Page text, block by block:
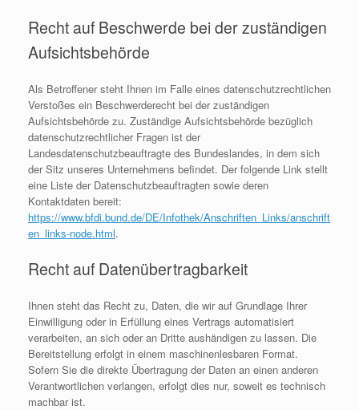
Recht auf Beschwerde bei der zuständigen
Aufsichtsbehörde
Als Betroffener steht Ihnen im Falle eines datenschutzrechtlichen
Verstoßes ein Beschwerderecht bei der zuständigen
Aufsichtsbehörde zu. Zuständige Aufsichtsbehörde bezüglich
datenschutzrechtlicher Fragen ist der
Landesdatenschutzbeauftragte des Bundeslandes, in dem sich
der Sitz unseres Unternehmens befindet. Der folgende Link stellt
eine Liste der Datenschutzbeauftragten sowie deren
Kontaktdaten bereit:
https://www.bfdi.bund.de/DE/Infothek/Anschriften_Links/anschrift
en_links-node.html.
Recht auf Datenübertragbarkeit
Ihnen steht das Recht zu, Daten, die wir auf Grundlage Ihrer
Einwilligung oder in Erfüllung eines Vertrags automatisiert
verarbeiten, an sich oder an Dritte aushändigen zu lassen. Die
Bereitstellung erfolgt in einem maschinenlesbaren Format.
Sofern Sie die direkte Übertragung der Daten an einen anderen
Verantwortlichen verlangen, erfolgt dies nur, soweit es technisch
machbar ist.